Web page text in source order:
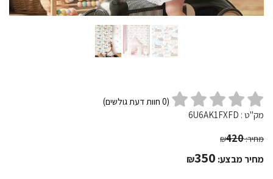
(
0 חוות דעת גולשים)
מק"ט : 6U6AK1FXFD
מחיר: ₪420
מחיר מבצע: ₪350